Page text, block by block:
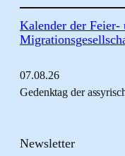
Kalender der Feier-
07.08.26
Gedenktag der
Newsletter